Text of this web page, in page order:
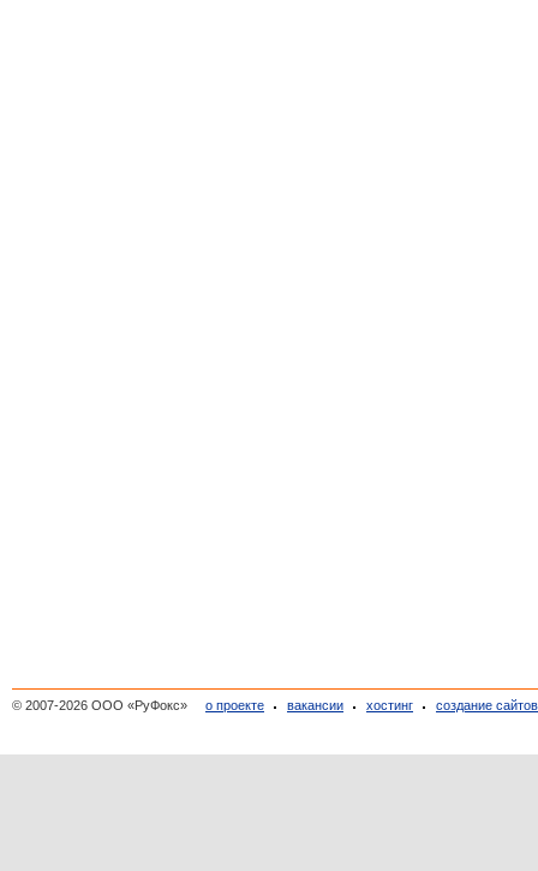
© 2007-2026 ООО «РуФокс» о проекте вакансии хостинг создание сайтов